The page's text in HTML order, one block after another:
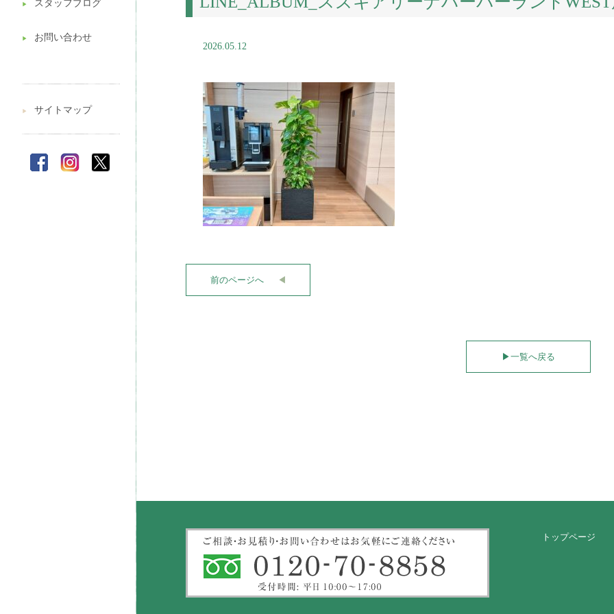
▶︎ スタッフブログ
▶︎ お問い合わせ
▶︎ サイトマップ
2026.05.12
前のページへ ◀︎
▶︎一覧へ戻る
トップページ